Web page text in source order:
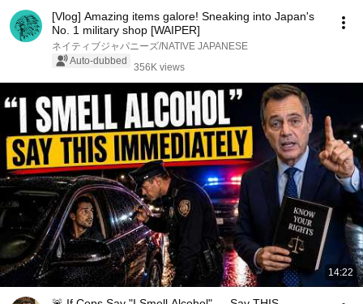
[Vlog] Amazing items galore! Sneaking into Japan's
No. 1 military shop [WAIPER]
ネイティブジャパニーズ/NATIVE JAPANESE
Auto-dubbed
356K views
14:22